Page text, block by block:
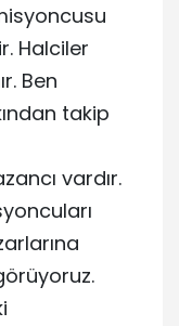
Halciler
Ben
takip
vardır.